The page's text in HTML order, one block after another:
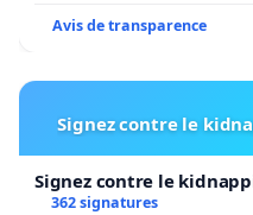
Avis de transparence
Signez contre le
Signez contre le
362 signatures